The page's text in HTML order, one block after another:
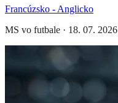
Francúzsko - Anglicko
MS vo futbale · 18. 07. 2026